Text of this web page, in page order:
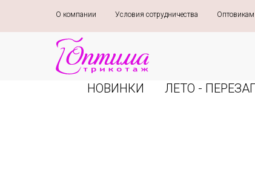
О компании Условия сотрудничества Оптовикам
НОВИНКИ ЛЕТО -